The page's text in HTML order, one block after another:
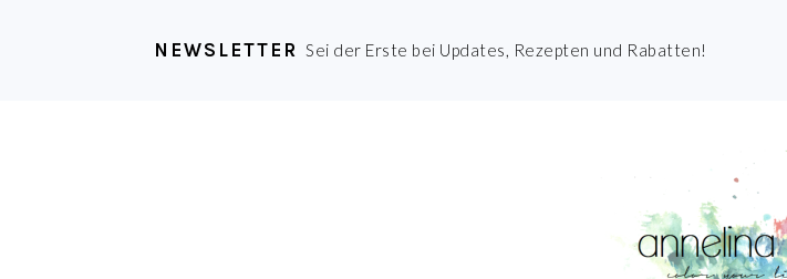
NEWSLETTER Sei der Erste bei Updates, Rezepten und Rabatten!